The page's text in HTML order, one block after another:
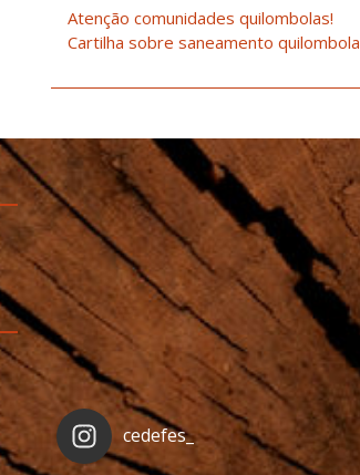
Atenção comunidades quilombolas!
Cartilha sobre saneamento quilombola
cedefes_